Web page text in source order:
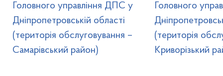
Головного управління ДПС у
Дніпропетровській області
(територія обслуговування –
Самарівський район)
Головного
(територія
Криворізький